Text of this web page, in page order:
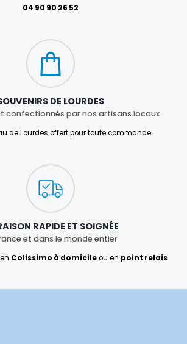
04 90 90 26 52
DE LOURDES
confectionnés par nos artisans locaux
de Lourdes offert pour toute commande
RAPIDE ET SOIGNÉE
et dans le monde entier
en Colissimo à domicileou en point relais